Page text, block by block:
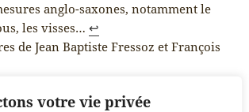
votre vie privée
anglo-saxones, notamment le
les visses…↩︎
de Jean Baptiste Fressoz et François